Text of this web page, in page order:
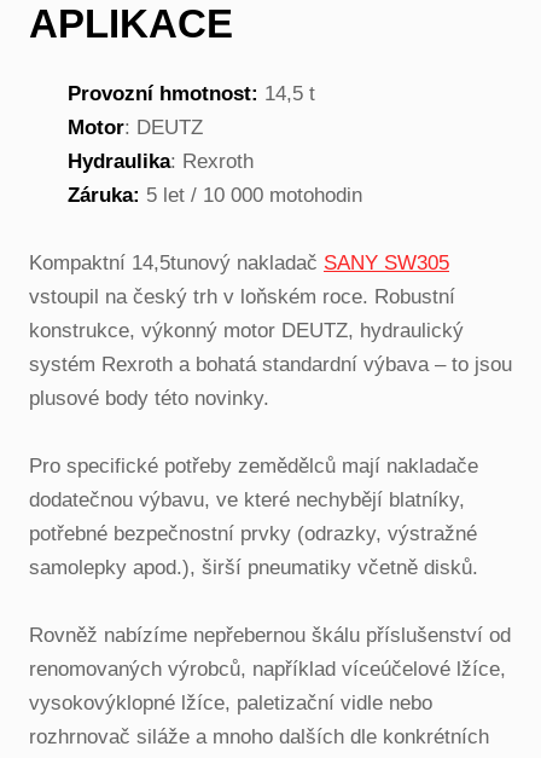
APLIKACE
Provozní hmotnost: 14,5 t
Motor: DEUTZ
Hydraulika: Rexroth
Záruka: 5 let / 10 000 motohodin
Kompaktní 14,5tunový nakladač SANY SW305
vstoupil na český trh v loňském roce. Robustní
konstrukce, výkonný motor DEUTZ, hydraulický
systém Rexroth a bohatá standardní výbava – to jsou
plusové body této novinky.
Pro specifické potřeby zemědělců mají nakladače
dodatečnou výbavu, ve které nechybějí blatníky,
potřebné bezpečnostní prvky (odrazky, výstražné
samolepky apod.), širší pneumatiky včetně disků.
Rovněž nabízíme nepřebernou škálu příslušenství od
renomovaných výrobců, například víceúčelové lžíce,
vysokovýklopné lžíce, paletizační vidle nebo
rozhrnovač siláže a mnoho dalších dle konkrétních